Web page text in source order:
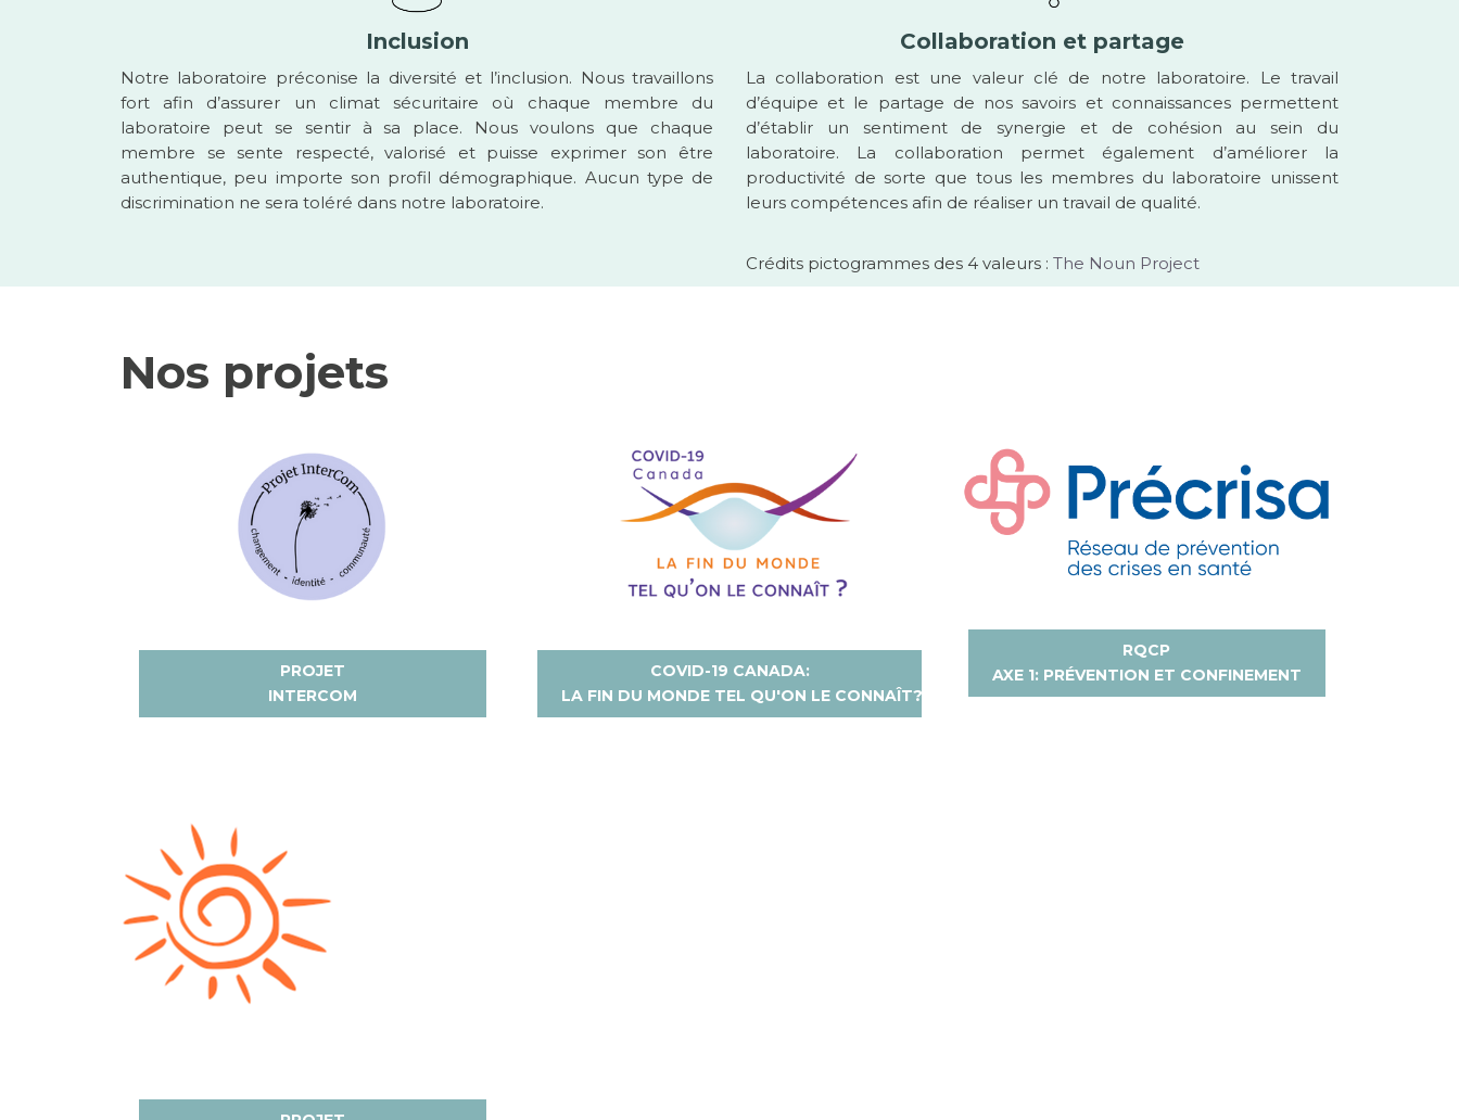
Inclusion
Notre laboratoire préconise la diversité et l’inclusion. Nous travaillons
fort afin d’assurer un climat sécuritaire où chaque membre du
laboratoire peut se sentir à sa place. Nous voulons que chaque
membre se sente respecté, valorisé et puisse exprimer son être
authentique, peu importe son profil démographique. Aucun type de
discrimination ne sera toléré dans notre laboratoire.
Collaboration et partage
La collaboration est une valeur clé de notre laboratoire. Le travail
d’équipe et le partage de nos savoirs et connaissances permettent
d’établir un sentiment de synergie et de cohésion au sein du
laboratoire. La collaboration permet également d’améliorer la
productivité de sorte que tous les membres du laboratoire unissent
leurs compétences afin de réaliser un travail de qualité.
Crédits pictogrammes des 4 valeurs : The Noun Project
Nos projets
PROJET
INTERCOM
COVID-19 CANADA:
LA FIN DU MONDE TEL QU'ON LE CONNAÎT?
RQCP
AXE 1: PRÉVENTION ET CONFINEMENT